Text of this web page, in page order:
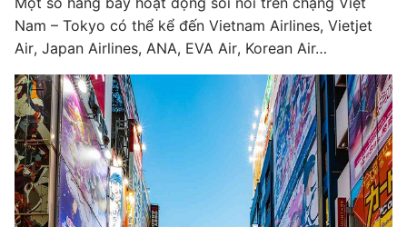
Nam – Tokyo có thể kể đến Vietnam Airlines, Vietjet
Air, Japan Airlines, ANA, EVA Air, Korean Air…